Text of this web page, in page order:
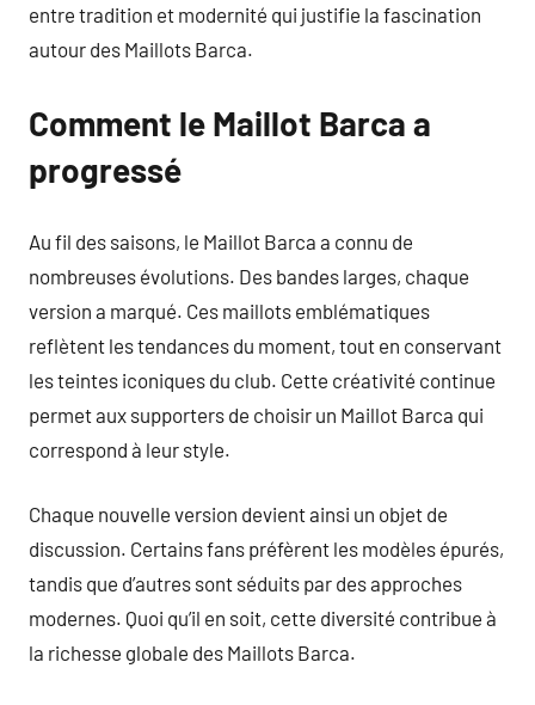
entre tradition et modernité qui justifie la fascination
autour des Maillots Barca.
Comment le Maillot Barca a
progressé
Au fil des saisons, le Maillot Barca a connu de
nombreuses évolutions. Des bandes larges, chaque
version a marqué. Ces maillots emblématiques
reflètent les tendances du moment, tout en conservant
les teintes iconiques du club. Cette créativité continue
permet aux supporters de choisir un Maillot Barca qui
correspond à leur style.
Chaque nouvelle version devient ainsi un objet de
discussion. Certains fans préfèrent les modèles épurés,
tandis que d’autres sont séduits par des approches
modernes. Quoi qu’il en soit, cette diversité contribue à
la richesse globale des Maillots Barca.